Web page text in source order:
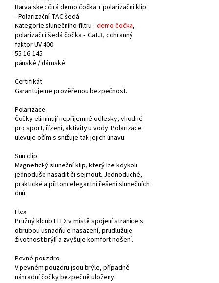
Barva skel: čirá demo čočka + polarizační klip
-Polarizační TAC šedá
Kategorie slunečního filtru -demo čočka,
polarizační šedá čočka - Cat.3, ochranný
faktor UV 400
55-16-145
pánské /dámské
Certifikát
Garantujeme prověřenou bezpečnost.
Polarizace
Čočky eliminují nepříjemné odlesky, vhodné
pro sport, řízení, aktivity u vody. Polarizace
ulevuje očím s snižuje tak jejich únavu.
Sun clip
Magnetický sluneční klip, který lze kdykoli
jednoduše nasadit či sejmout. Jednoduché,
praktické a přitom elegantní řešení slunečních
dnů.
Flex
Pružný kloub FLEX v místě spojení stranice s
obrubou usnadňuje nasazení, prudlužuje
životnost brýlí a zvyšuje komfort nošení.
Pevné pouzdro
V pevném pouzdru jsou brýle, případně
náhradní čočky bezpečně uloženy.